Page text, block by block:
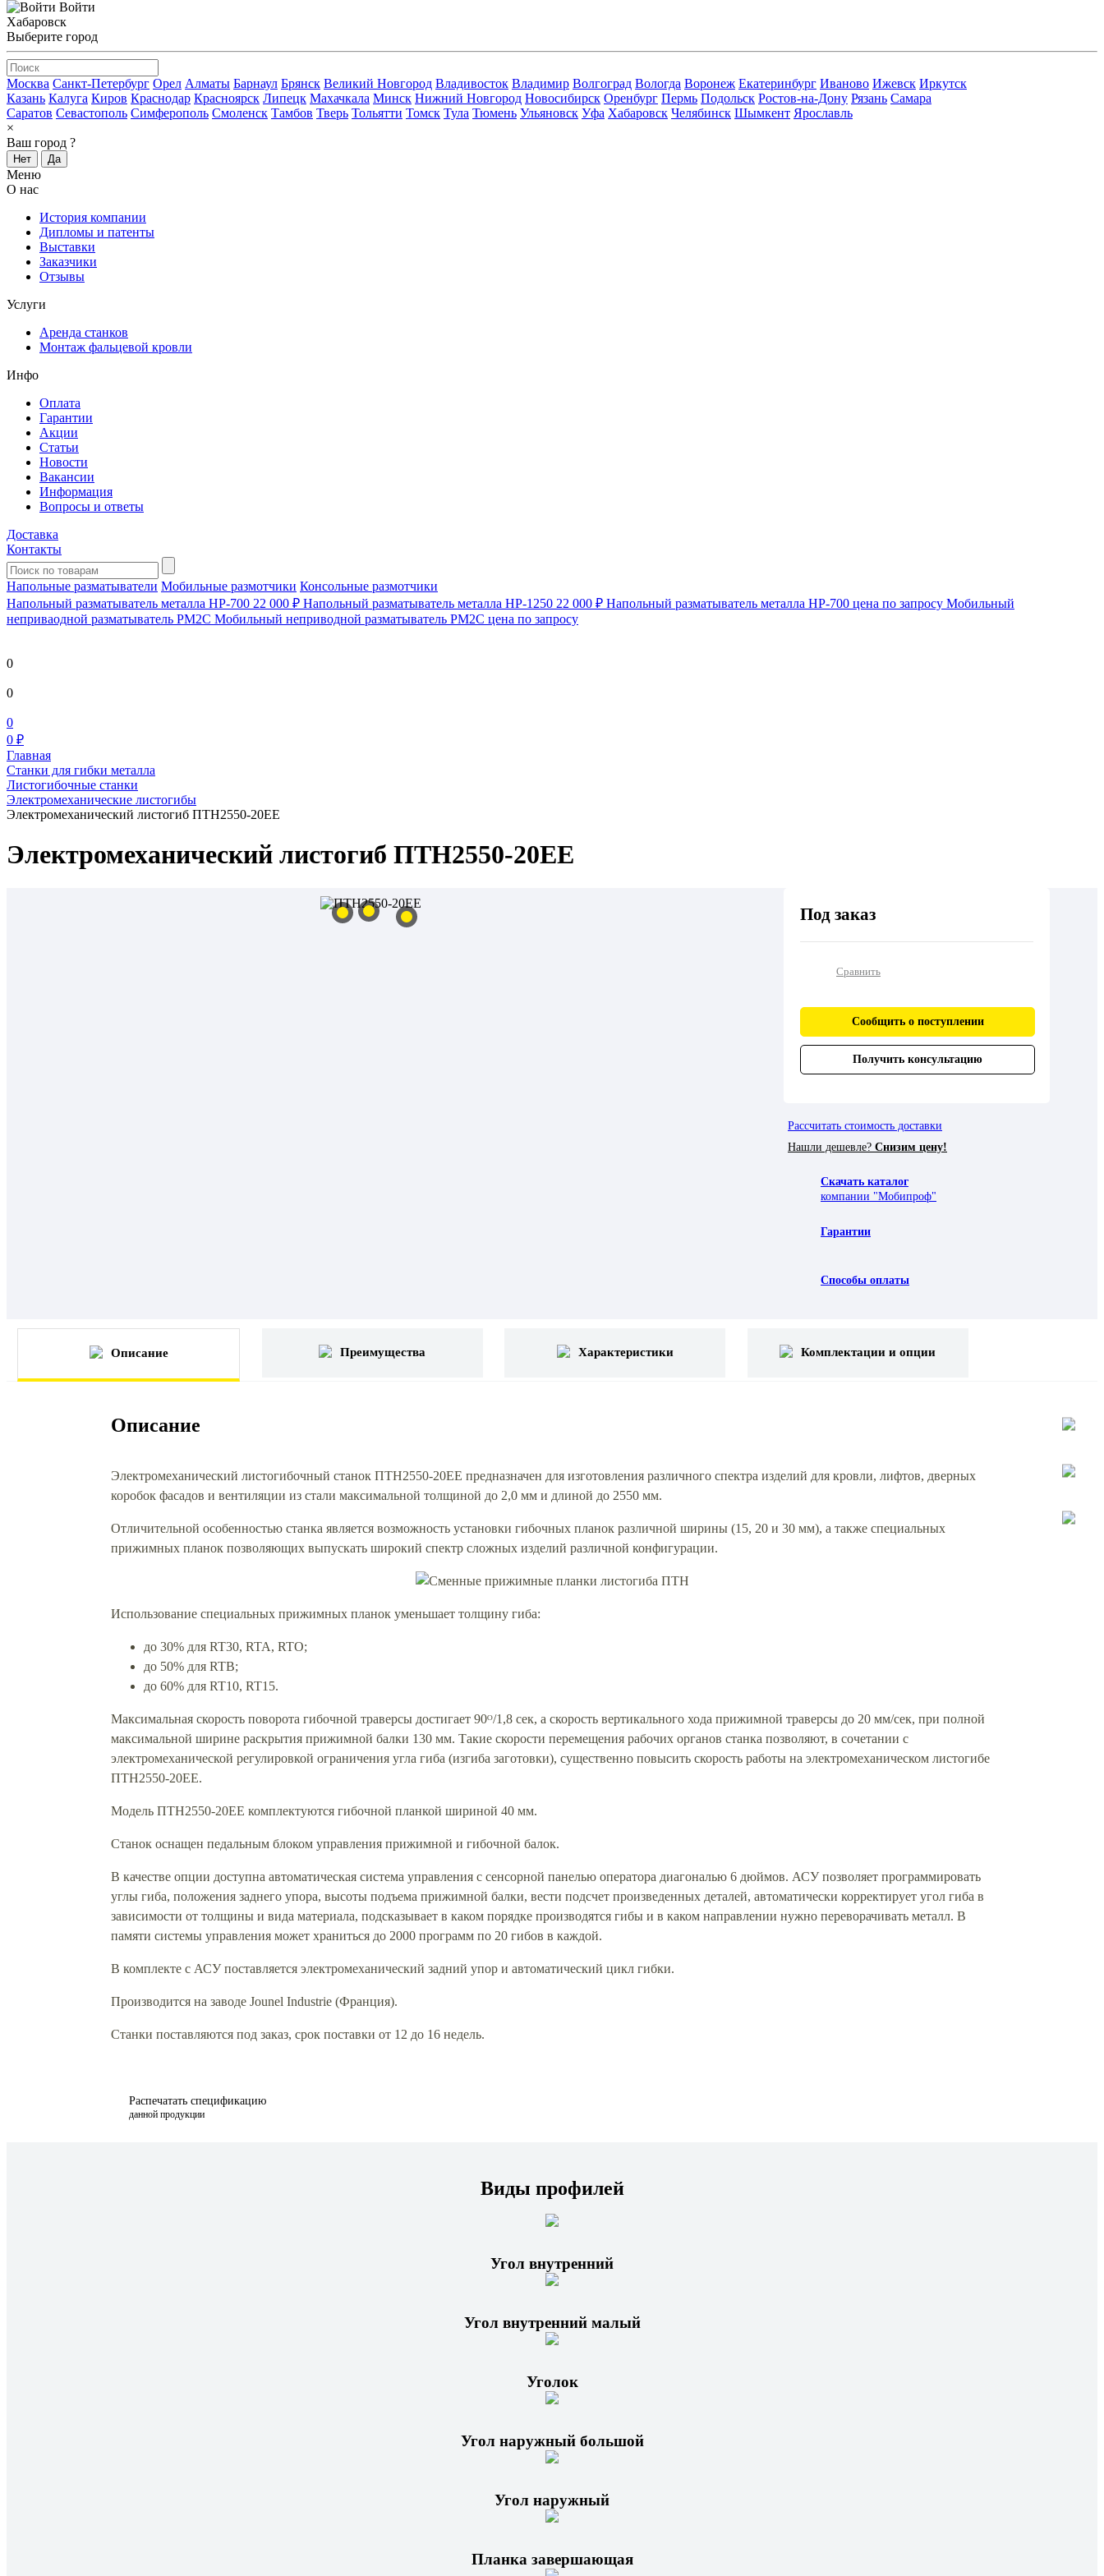
Войти
Хабаровск
Выберите город
Москва Санкт-Петербург Орел Алматы Барнаул Брянск Великий Новгород Владивосток Владимир Волгоград Вологда Воронеж Екатеринбург Иваново Ижевск Иркутск
Казань Калуга Киров Краснодар Красноярск Липецк Махачкала Минск Нижний Новгород Новосибирск Оренбург Пермь Подольск Ростов-на-Дону Рязань Самара
Саратов Севастополь Симферополь Смоленск Тамбов Тверь Тольятти Томск Тула Тюмень Ульяновск Уфа Хабаровск Челябинск Шымкент Ярославль
×
Ваш город ?
Нет Да
Меню
О нас
История компании
Дипломы и патенты
Выставки
Заказчики
Отзывы
Услуги
Аренда станков
Монтаж фальцевой кровли
Инфо
Оплата
Гарантии
Акции
Статьи
Новости
Вакансии
Информация
Вопросы и ответы
Доставка
Контакты
Напольные разматыватели Мобильные размотчики Консольные размотчики
Напольный разматыватель металла HP-700 22 000 ₽ Напольный разматыватель металла HP-1250 22 000 ₽ Напольный разматыватель металла HP-700 цена по запросу Мобильный
непривaодной разматыватель РМ2С Мобильный неприводной разматыватель РМ2С цена по запросу
0
0
0
0 ₽
Главная
Станки для гибки металла
Листогибочные станки
Электромеханические листогибы
Электромеханический листогиб ПТН2550-20ЕЕ
Электромеханический листогиб ПТН2550-20ЕЕ
Под заказ
Сравнить
Сообщить о поступлении
Получить консультацию
Рассчитать стоимость доставки
Нашли дешевле? Снизим цену!
Скачать каталог
компании "Мобипроф"
Гарантии
Способы оплаты
Описание Преимущества Характеристики Комплектации и опции
Описание
Электромеханический листогибочный станок ПТН2550-20ЕЕ предназначен для изготовления различного спектра изделий для кровли, лифтов, дверных
коробок фасадов и вентиляции из стали максимальной толщиной до 2,0 мм и длиной до 2550 мм.
Отличительной особенностью станка является возможность установки гибочных планок различной ширины (15, 20 и 30 мм), а также специальных
прижимных планок позволяющих выпускать широкий спектр сложных изделий различной конфигурации.
Использование специальных прижимных планок уменьшает толщину гиба:
до 30% для RT30, RTA, RTO;
до 50% для RTB;
до 60% для RT10, RT15.
Максимальная скорость поворота гибочной траверсы достигает 90ᴼ/1,8 сек, а скорость вертикального хода прижимной траверсы до 20 мм/сек, при полной
максимальной ширине раскрытия прижимной балки 130 мм. Такие скорости перемещения рабочих органов станка позволяют, в сочетании с
электромеханической регулировкой ограничения угла гиба (изгиба заготовки), существенно повысить скорость работы на электромеханическом листогибе
ПТН2550-20ЕЕ.
Модель ПТН2550-20ЕЕ комплектуются гибочной планкой шириной 40 мм.
Станок оснащен педальным блоком управления прижимной и гибочной балок.
В качестве опции доступна автоматическая система управления с сенсорной панелью оператора диагональю 6 дюймов. АСУ позволяет программировать
углы гиба, положения заднего упора, высоты подъема прижимной балки, вести подсчет произведенных деталей, автоматически корректирует угол гиба в
зависимости от толщины и вида материала, подсказывает в каком порядке производятся гибы и в каком направлении нужно переворачивать металл. В
памяти системы управления может храниться до 2000 программ по 20 гибов в каждой.
В комплекте с АСУ поставляется электромеханический задний упор и автоматический цикл гибки.
Производится на заводе Jounel Industrie (Франция).
Станки поставляются под заказ, срок поставки от 12 до 16 недель.
Распечатать спецификацию
данной продукции
Виды профилей
Угол внутренний
Угол внутренний малый
Уголок
Угол наружный большой
Угол наружный
Планка завершающая